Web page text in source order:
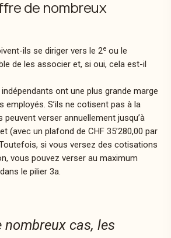
de nombreux
ils se diriger vers le 2e ou le
de les associer et, si oui, cela est-il
indépendants ont une plus grande marge
employés. S’ils ne cotisent pas à la
peuvent verser annuellement jusqu’à
(avec un plafond de CHF 35’280,00 par
si vous versez des cotisations
, vous pouvez verser au maximum
le pilier 3a.
nombreux cas, les